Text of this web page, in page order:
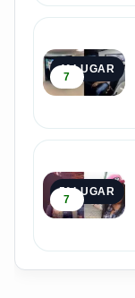
4º LUGAR
7
5º LUGAR
7